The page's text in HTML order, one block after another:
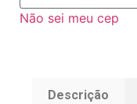
Não sei meu cep
Descrição